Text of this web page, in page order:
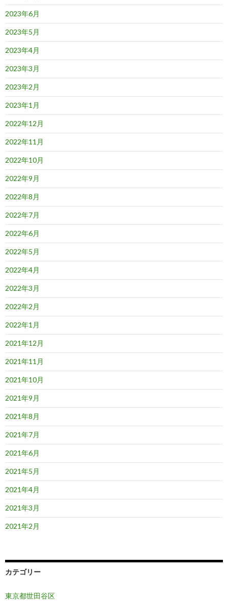
2023年6月
2023年5月
2023年4月
2023年3月
2023年2月
2023年1月
2022年12月
2022年11月
2022年10月
2022年9月
2022年8月
2022年7月
2022年6月
2022年5月
2022年4月
2022年3月
2022年2月
2022年1月
2021年12月
2021年11月
2021年10月
2021年9月
2021年8月
2021年7月
2021年6月
2021年5月
2021年4月
2021年3月
2021年2月
カテゴリー
東京都世田谷区